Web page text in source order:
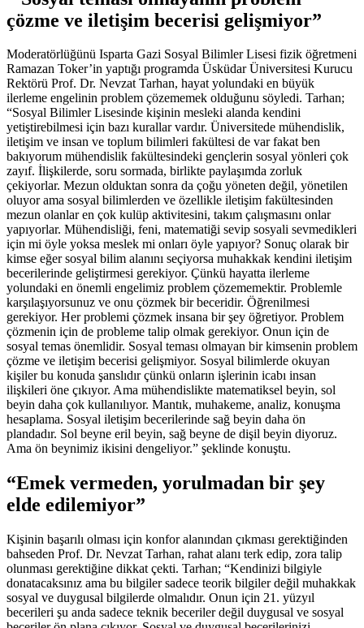
çözme ve iletişim becerisi gelişmiyor”
Moderatörlüğünü Isparta Gazi Sosyal Bilimler Lisesi fizik öğretmeni
Ramazan Toker’in yaptığı programda Üsküdar Üniversitesi Kurucu
Rektörü Prof. Dr. Nevzat Tarhan, hayat yolundaki en büyük
ilerleme engelinin problem çözememek olduğunu söyledi. Tarhan;
“Sosyal Bilimler Lisesinde kişinin mesleki alanda kendini
yetiştirebilmesi için bazı kurallar vardır. Üniversitede mühendislik,
iletişim ve insan ve toplum bilimleri fakültesi de var fakat ben
bakıyorum mühendislik fakültesindeki gençlerin sosyal yönleri çok
zayıf. İlişkilerde, soru sormada, birlikte paylaşımda zorluk
çekiyorlar. Mezun olduktan sonra da çoğu yöneten değil, yönetilen
oluyor ama sosyal bilimlerden ve özellikle iletişim fakültesinden
mezun olanlar en çok kulüp aktivitesini, takım çalışmasını onlar
yapıyorlar. Mühendisliği, feni, matematiği sevip sosyali sevmedikleri
için mi öyle yoksa meslek mi onları öyle yapıyor? Sonuç olarak bir
kimse eğer sosyal bilim alanını seçiyorsa muhakkak kendini iletişim
becerilerinde geliştirmesi gerekiyor. Çünkü hayatta ilerleme
yolundaki en önemli engelimiz problem çözememektir. Problemle
karşılaşıyorsunuz ve onu çözmek bir beceridir. Öğrenilmesi
gerekiyor. Her problemi çözmek insana bir şey öğretiyor. Problem
çözmenin için de probleme talip olmak gerekiyor. Onun için de
sosyal temas önemlidir. Sosyal teması olmayan bir kimsenin problem
çözme ve iletişim becerisi gelişmiyor. Sosyal bilimlerde okuyan
kişiler bu konuda şanslıdır çünkü onların işlerinin icabı insan
ilişkileri öne çıkıyor. Ama mühendislikte matematiksel beyin, sol
beyin daha çok kullanılıyor. Mantık, muhakeme, analiz, konuşma
hesaplama. Sosyal iletişim becerilerinde sağ beyin daha ön
plandadır. Sol beyne eril beyin, sağ beyne de dişil beyin diyoruz.
Ama ön beynimiz ikisini dengeliyor.” şeklinde konuştu.
“Emek vermeden, yorulmadan bir şey
elde edilemiyor”
Kişinin başarılı olması için konfor alanından çıkması gerektiğinden
bahseden Prof. Dr. Nevzat Tarhan, rahat alanı terk edip, zora talip
olunması gerektiğine dikkat çekti. Tarhan; “Kendinizi bilgiyle
donatacaksınız ama bu bilgiler sadece teorik bilgiler değil muhakkak
sosyal ve duygusal bilgilerde olmalıdır. Onun için 21. yüzyıl
becerileri şu anda sadece teknik beceriler değil duygusal ve sosyal